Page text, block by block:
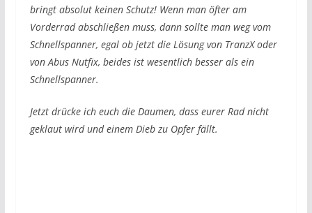
bringt absolut keinen Schutz! Wenn man öfter am
Vorderrad abschließen muss, dann sollte man weg vom
Schnellspanner, egal ob jetzt die Lösung von TranzX oder
von Abus Nutfix, beides ist wesentlich besser als ein
Schnellspanner.
Jetzt drücke ich euch die Daumen, dass eurer Rad nicht
geklaut wird und einem Dieb zu Opfer fällt.